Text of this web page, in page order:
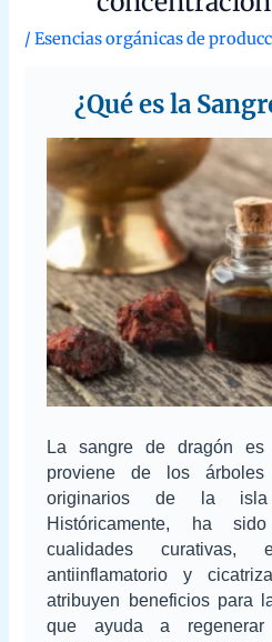
/ Esencias orgánicas de
¿Qué es la
La sangre de dragón
proviene de los árboles
originarios de la isla
Históricamente, ha
cualidades curativas,
antiinflamatorio y
atribuyen beneficios para
que ayuda a